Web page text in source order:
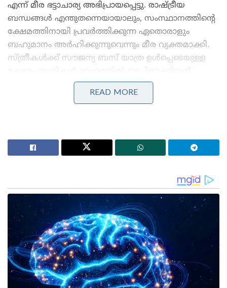
എന്ന് മീര ഭട്ടാചാര്യ അഭിപ്രായപ്പെട്ടു. രാഷ്ട്രീയ
ബന്ധങ്ങൾ എന്തുതന്നെയായാലും, സംസ്ഥാനത്തിന്റെ
ക്ഷേമത്തിനായി പ്രവർത്തിക്കുന്ന ഏതൊരാളും
ബഹുമാനം അർഹിക്കുന്നുവെന്നും മീര വ്യക്തമാക്കി.
സ്ത്രീകൾക്ക് സൗജന്യ ബസ് യാത്ര ഉൾപ്പെടെയുള്ള
സർക്കാരിന്റെ ആത്മാർത്ഥതയ്ക്ക് തെളിവാണെന്നും
അവർ കൂട്ടിച്ചേർത്തു. ‘ആജ് തക് ബംഗ്ല’യ്ക്ക്
അഭിനന്ദിച്ച് രംഗത്തെത്തിയത്.
പാർട്ടിക്ക് വേണ്ടി പ്രതികരിച്ചതിനാണ് കള്ളക്കേസിൽ
ജയിലിൽ അടയ്ക്കപ്പെട്ടത്, പിന്തുണ വേണ്ട, പിന്നിൽ
നിന്ന് കുത്തരുത്; ജയരാജനെതിരെ ആഞ്ഞടിച്ച്
അർജുൻ ആയങ്കി
സാധാരണക്കാർക്കും ചെറുകിട വ്യാപാരികൾക്കും ഒരു
തരത്തിലുള്ള ട്രാൻസാക്ഷൻ നിരക്കുകളും ഈടാക്കില്ല
; യു.പി.ഐ നിയമഭേദഗതിയിൽ വ്യക്തത വരുത്തി
കേന്ദ്രസർക്കാർ
READ MORE